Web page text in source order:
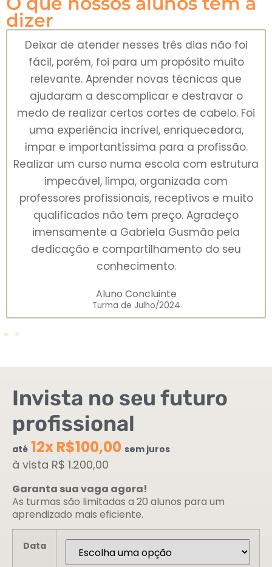
dizer
Estou encantada com tudo! A organização
da escola, limpeza, disponibilidade de todos
os profissionais. Nitidamente todos foram
muito bem alinhados para entregar o
A Gabriela Gusmão é uma profissional
extremamente competente, admirável,
mulher 360 que se dedica à inúmeras
e faz isso com proeza! Já indiquei a escola
para vários colegas do Cabtudo! Esse curso
me deu coragem para ser o que sempre
sonhei, espero estudar muito mais com
vocês!
Aluno Concluinte
Turma de Janeiro/2025
Invista no seu futuro
profissional
até 12x R$100,00 sem juros
à vista R$ 1.200,00
Garanta sua vaga agora!
As turmas são limitadas a 20 alunos para um
aprendizado mais eficiente.
Data